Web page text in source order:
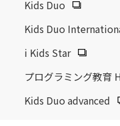
Kids Duo
Kids Duo
i Kids Star
プログラミング教育
Kids Duo advanced